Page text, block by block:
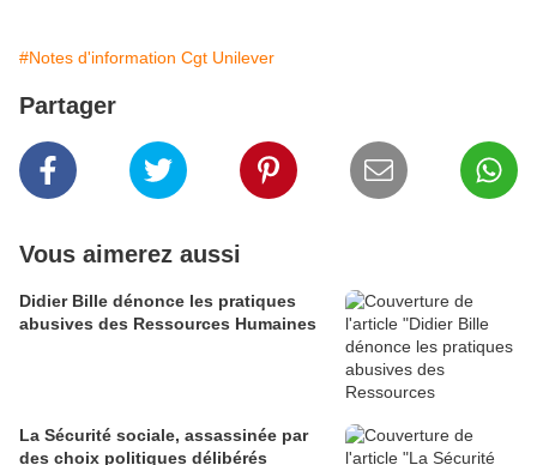
#Notes d'information Cgt Unilever
Partager
Vous aimerez aussi
Didier Bille dénonce les pratiques
abusives des Ressources Humaines
La Sécurité sociale, assassinée par
des choix politiques délibérés